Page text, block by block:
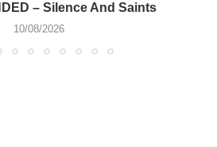
– Silence And Saints
10/08/2026